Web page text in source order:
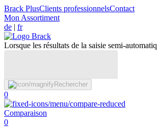
Brack PlusClients professionnelsContact
Mon Assortiment
de | fr
Lorsque les résultats de la saisie semi-
Rechercher
0
Comparaison
0